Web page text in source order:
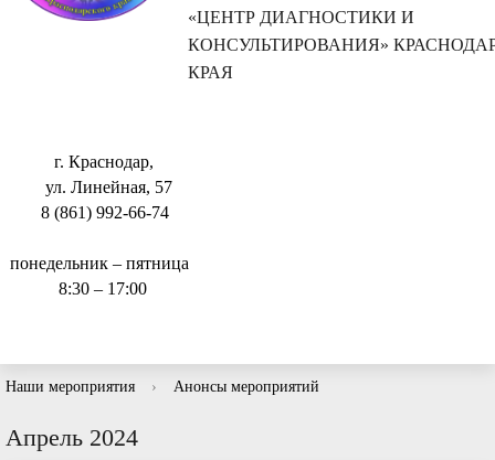
«ЦЕНТР ДИАГНОСТИКИ И
КОНСУЛЬТИРОВАНИЯ»
КРАЯ
г. Краснодар,
ул. Линейная, 57
8 (861) 992-66-74
понедельник – пятница
8:30 – 17:00
Наши мероприятия › Анонсы мероприятий
Апрель 2024